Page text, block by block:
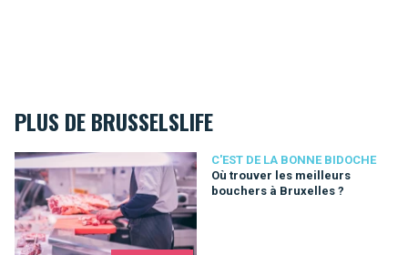
PLUS DE BRUSSELSLIFE
C'EST DE LA BONNE BIDOCHE
Où trouver les meilleurs
bouchers à Bruxelles ?
Où trouver les meilleurs bouchers à Bruxelles ?